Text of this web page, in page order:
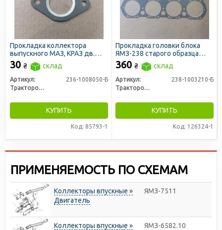
Прокладка коллектора
выпускного МАЗ, КРАЗ дв.
ЯМЗ-236, 238 безасбестовая
(пр-во ЛЗТД)
30 ₴ склад
Артикул:
236-1008050-Б
Трактородеталь г. Лозовая
КУПИТЬ
Код: 85793-1
Прокладка головки блока
ЯМЗ-238 старого образца
безасбестовая (пр-во ЛЗТД)
360 ₴ склад
Артикул:
238-1003210-Б
Трактородеталь г. Лозовая
КУПИТЬ
Код: 126324-1
ПРИМЕНЯЕМОСТЬ ПО СХЕМАМ
Коллекторы впускные »
Двигатель
ЯМЗ-7511
Коллекторы впускные »
ЯМЗ-6582.10